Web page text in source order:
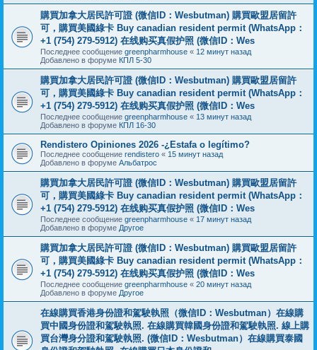
購買加拿大居民許可證 (微信ID：Wesbutman) 購買歐盟居留許
可，購買美國綠卡 Buy canadian resident permit (WhatsApp：
+1 (754) 279-5912) 在线购买真假护照 (微信ID：Wes
Последнее сообщение greenpharmhouse « 12 минут назад
Добавлено в форуме КПЛ 5-30
購買加拿大居民許可證 (微信ID：Wesbutman) 購買歐盟居留許
可，購買美國綠卡 Buy canadian resident permit (WhatsApp：
+1 (754) 279-5912) 在线购买真假护照 (微信ID：Wes
Последнее сообщение greenpharmhouse « 13 минут назад
Добавлено в форуме КПЛ 16-30
Rendistero Opiniones 2026 -¿Estafa o legítimo?
Последнее сообщение rendistero « 15 минут назад
Добавлено в форуме Альбатрос
購買加拿大居民許可證 (微信ID：Wesbutman) 購買歐盟居留許
可，購買美國綠卡 Buy canadian resident permit (WhatsApp：
+1 (754) 279-5912) 在线购买真假护照 (微信ID：Wes
Последнее сообщение greenpharmhouse « 17 минут назад
Добавлено в форуме Другое
購買加拿大居民許可證 (微信ID：Wesbutman) 購買歐盟居留許
可，購買美國綠卡 Buy canadian resident permit (WhatsApp：
+1 (754) 279-5912) 在线购买真假护照 (微信ID：Wes
Последнее сообщение greenpharmhouse « 20 минут назад
Добавлено в форуме Другое
在線購買香港身份證和駕駛執照（微信ID：Wesbutman）在線購
買中國身份證和駕駛執照. 在線購買韓國身份證和駕駛執照. 線上購
買台灣身分證和駕駛執照. (微信ID：Wesbutman）在線購買泰國